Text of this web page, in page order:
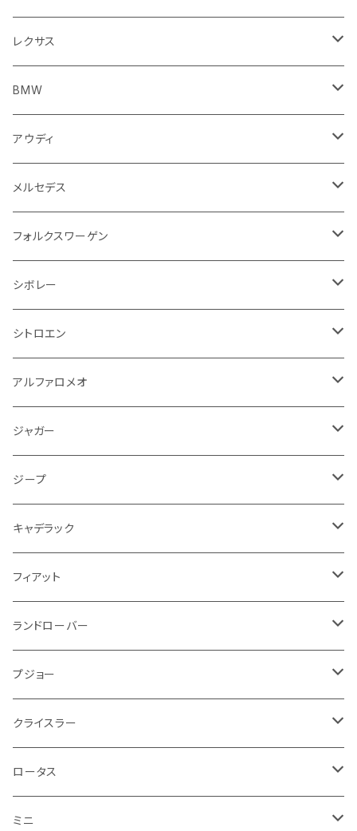
プジョー
ランドローバー
ルノー
キャデラック
アストンマーティン
シボレー
フォード
アルファロメオ
ミニ
シトロエン
フィアット
クライスラー
サーブ
ベントレー
ロータス
ポルシェ
ヒュンダイ
ジャガー
キャデラック
シボレー
シトロエン
アルファロメオ
ランドローバー
フィアット
クライスラー
アストンマーティン
プジョー
ルノー
サーブ
フォード
ミニ
ロータス
マセラティ
ロールスロイス
BMW
キャデラック
シボレー
クライスラー
シトロエン
フィアット
ヒュンダイ
ジャガー
ジープ
ランドローバー
ロータス
メルセデス ベンツ
ミニ
プジョー
ポルシェ
ルノー
サーブ
センタークラスター
グローブボックス
シフトレバー
センターコンソール
ステアリングホイール
ステアリング
パワーステアリング系
エンジン
エンジンVベルト
オイルフィルター
クーラント
その他
ラジエーター
クーラント
ミッション
ドライブシャフト
サスペンション
マフラー
ライト系
ブレーキランプ
方向指示器
ドア系
エアコン系
ブレーキ系
ブレーキランプ
外装系
タイヤ回り系
KTM
プジョー
ハスクバーナ
ロイヤルエンフィールド
キムコ
SYM
収納用品
インテリア系
灰皿・ゴミ箱
ドリンクホルダー
携帯・スマホホルダー
クッション
ステッカー
クラッチホース
ライト系
タンク系
キャブレター
その他
アクセルブレーキペダル
オイルクーラー
ケーブル系
吸気系
ラジエーター
ミラー
フェンダー
ギアシフト系
タイヤ回り系
エンジン回り
ミラー
サイドミラー
トランクマット
タンドラ
サイドミラー
ライト系
エンジン系部品
スポイラー
ワイパー系
バンパー
外装系
バイク ブレーキクラッチレバー
バイク 収納
バイク ハンドル系
ハンドガード
スロットル
シートカバー
バイク その他
バイク フェンダー系
足回り
サスペンション
オイル系
アームレスト
バイク 排気系
マフラー
サイドミラー
バイク ハンドル系
エンジン系
エンジンカバー
足回り系
サスペンション
フロントガラス回り
リアガラス回り
ライト系
インパネ周り
その他
トランクマット
足回り
サスペンション
フロントガラス回り
ワイパー
足回り系
フェンダー
バンパー
ライト系
ヘッドライト
トランクマット
運転席周り
アームレスト
フロントガラス回り
ワイパー
運転席周り
足回り
サスペンション
フロアマット
フロントガラス回り
ワイパー
その他
足回り系
フェンダー
レクサス
フロアマット
トランクマット
シートカバー
BMW
フロアマット
オーディオ系
サイドミラー
ハンドル系
その他
リアバンパー
トランクマット
タイヤ回り
泥除け
ホイール
フロントバンパー回り
グリル
ライト系
アウディ
フロアマット
プラグ系
イグニッションコイル
ブレーキ系
アンチロックブレーキ
運転席周り
アームレスト
冷却系
クーラント
フェンダー
ワイパー
トランクマット
ドア回り
タンク系
ケーブル系
バンパー回り
ライト系
ウインカー
その他
メルセデス
フロアマット
リアバンパー
その他
フォルクスワーゲン
フロアマット
プラグ系
イグニッションコイル
ブレーキ系
アンチロックブレーキ
冷却系
クーラント
タンク系
ケーブル系
エンジン系
その他
シボレー
フロアマット
その他
運転席周り
アームレスト
ドア回り
ワイパー
排気系
ガスケット
ダッシュボード
タイヤ回り
泥除け
シトロエン
フロアマット
その他
ライト系
ドア回り
ワイパー
キーホルダー
アルファロメオ
フロアマット
ワイパー
ジャガー
フロアマット
ジープ
フロアマット
収納用品
キャデラック
フロアマット
フィアット
フロアマット
フロントワイパー
リアワイパー
ランドローバー
フロアマット
ダッシュボード
トランクマット
ライト系
プジョー
フロアマット
その他
ライト系
クライスラー
フロアマット
ロータス
フロアマット
ミニ